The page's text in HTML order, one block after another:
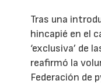
Tras una
hincapié en el
‘exclusiva’ de
reafirmó la
Federación de